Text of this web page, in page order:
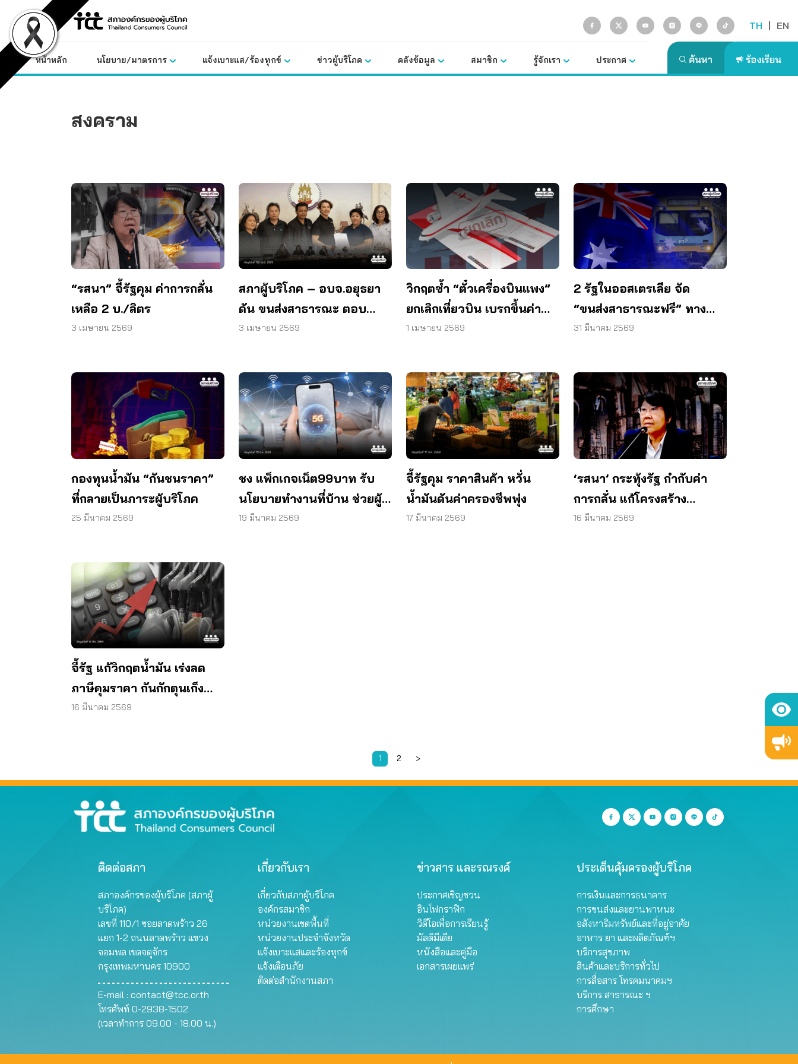
content
TH | EN
หน้าหลัก นโยบาย/มาตรการ แจ้งเบาะแส/ร้องทุกข์ ข่าวผู้บริโภค คลังข้อมูล สมาชิก รู้จักเรา ประกาศ
สงคราม
“รสนา” จี้รัฐคุม ค่าการกลั่น
เหลือ 2 บ./ลิตร
3 เมษายน 2569
สภาผู้บริโภค – อบจ.อยุธยา
ดัน ขนส่งสาธารณะ ตอบ
โจทย์คนพื้นที่
3 เมษายน 2569
วิกฤตซ้ำ “ตั๋วเครื่องบินแพง”
ยกเลิกเที่ยวบิน เบรกขึ้นค่า
ธรรมเนียม
1 เมษายน 2569
2 รัฐในออสเตรเลีย จัด
“ขนส่งสาธารณะฟรี” ทาง
รอดน้ำมันแพง
31 มีนาคม 2569
กองทุนน้ำมัน “กันชนราคา”
ที่กลายเป็นภาระผู้บริโภค
25 มีนาคม 2569
ชง แพ็กเกจเน็ต99บาท รับ
นโยบายทำงานที่บ้าน ช่วยผู้มี
รายได้น้อย
19 มีนาคม 2569
จี้รัฐคุม ราคาสินค้า หวั่น
น้ำมันดันค่าครองชีพพุ่ง
17 มีนาคม 2569
‘รสนา’ กระทุ้งรัฐ กำกับค่า
การกลั่น แก้โครงสร้าง
พลังงาน
16 มีนาคม 2569
จี้รัฐ แก้วิกฤตน้ำมัน เร่งลด
ภาษีคุมราคา กันกักตุนเก็ง
กำไร
16 มีนาคม 2569
1 2 >
ติดต่อสภา
สภาองค์กรของผู้บริโภค (สภาผู้
บริโภค)
เลขที่ 110/1 ซอยลาดพร้าว 26
แยก 1-2 ถนนลาดพร้าว แขวง
จอมพล เขตจตุจักร
กรุงเทพมหานคร 10900
E-mail : contact@tcc.or.th
โทรศัพท์ 0-2938-1502
(เวลาทำการ 09.00 - 18.00 น.)
เกี่ยวกับเรา
เกี่ยวกับสภาผู้บริโภค
องค์กรสมาชิก
หน่วยงานเขตพื้นที่
หน่วยงานประจำจังหวัด
แจ้งเบาะแสและร้องทุกข์
แจ้งเตือนภัย
ติดต่อสำนักงานสภา
ข่าวสาร และรณรงค์
ประกาศเชิญชวน
อินโฟกราฟิก
วิดีโอเพื่อการเรียนรู้
มัลติมีเดีย
หนังสือและคู่มือ
เอกสารเผยแพร่
ประเด็นคุ้มครองผู้บริโภค
การเงินและการธนาคาร
การขนส่งและยานพาหนะ
อสังหาริมทรัพย์และที่อยู่อาศัย
อาหาร ยา และผลิตภัณฑ์ฯ
บริการสุขภาพ
สินค้าและบริการทั่วไป
การสื่อสาร โทรคมนาคมฯ
บริการ สาธารณะ ฯ
การศึกษา